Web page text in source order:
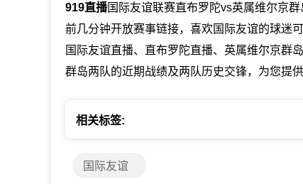
919直播国际友谊联赛直布罗陀vs英属维尔京
前几分钟开放赛事链接，喜欢国际友谊的球迷
国际友谊直播、直布罗陀直播、英属维尔京群
群岛两队的近期战绩及两队历史交锋，为您提
相关标签:
国际友谊